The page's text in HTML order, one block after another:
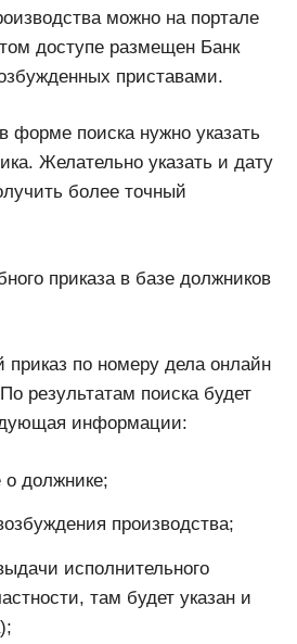
можно на портале
доступе размещен Банк
приставами.
форме поиска нужно указать
Желательно указать и дату
более точный
приказа в базе должников
приказ по номеру дела онлайн
результатам поиска будет
информации:
должнике;
производства;
исполнительного
там будет указан и